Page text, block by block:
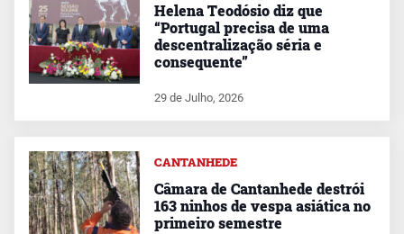
Helena Teodósio diz que
“Portugal precisa de uma
descentralização séria e
consequente”
29 de Julho, 2026
CANTANHEDE
Câmara de Cantanhede destrói
163 ninhos de vespa asiática no
primeiro semestre